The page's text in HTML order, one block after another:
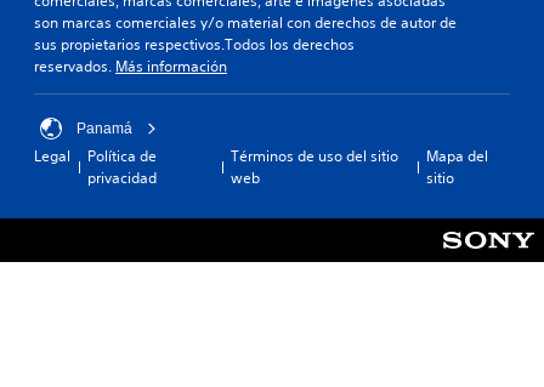
son marcas comerciales y/o material con derechos de autor de
sus propietarios respectivos.Todos los derechos
reservados. Más información
Panamá
Legal
Política de
privacidad
Términos de uso del sitio
web
Mapa del
sitio